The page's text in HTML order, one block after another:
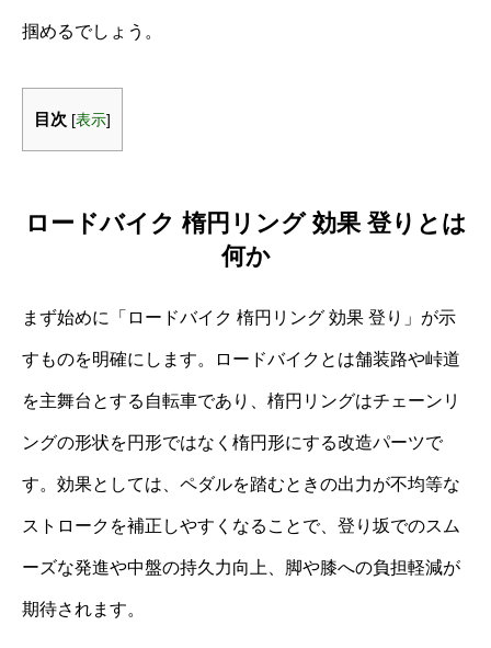
掴めるでしょう。
目次 [表示]
ロードバイク 楕円リング 効果 登りとは
何か
まず始めに「ロードバイク 楕円リング 効果 登り」が示
すものを明確にします。ロードバイクとは舗装路や峠道
を主舞台とする自転車であり、楕円リングはチェーンリ
ングの形状を円形ではなく楕円形にする改造パーツで
す。効果としては、ペダルを踏むときの出力が不均等な
ストロークを補正しやすくなることで、登り坂でのスム
ーズな発進や中盤の持久力向上、脚や膝への負担軽減が
期待されます。